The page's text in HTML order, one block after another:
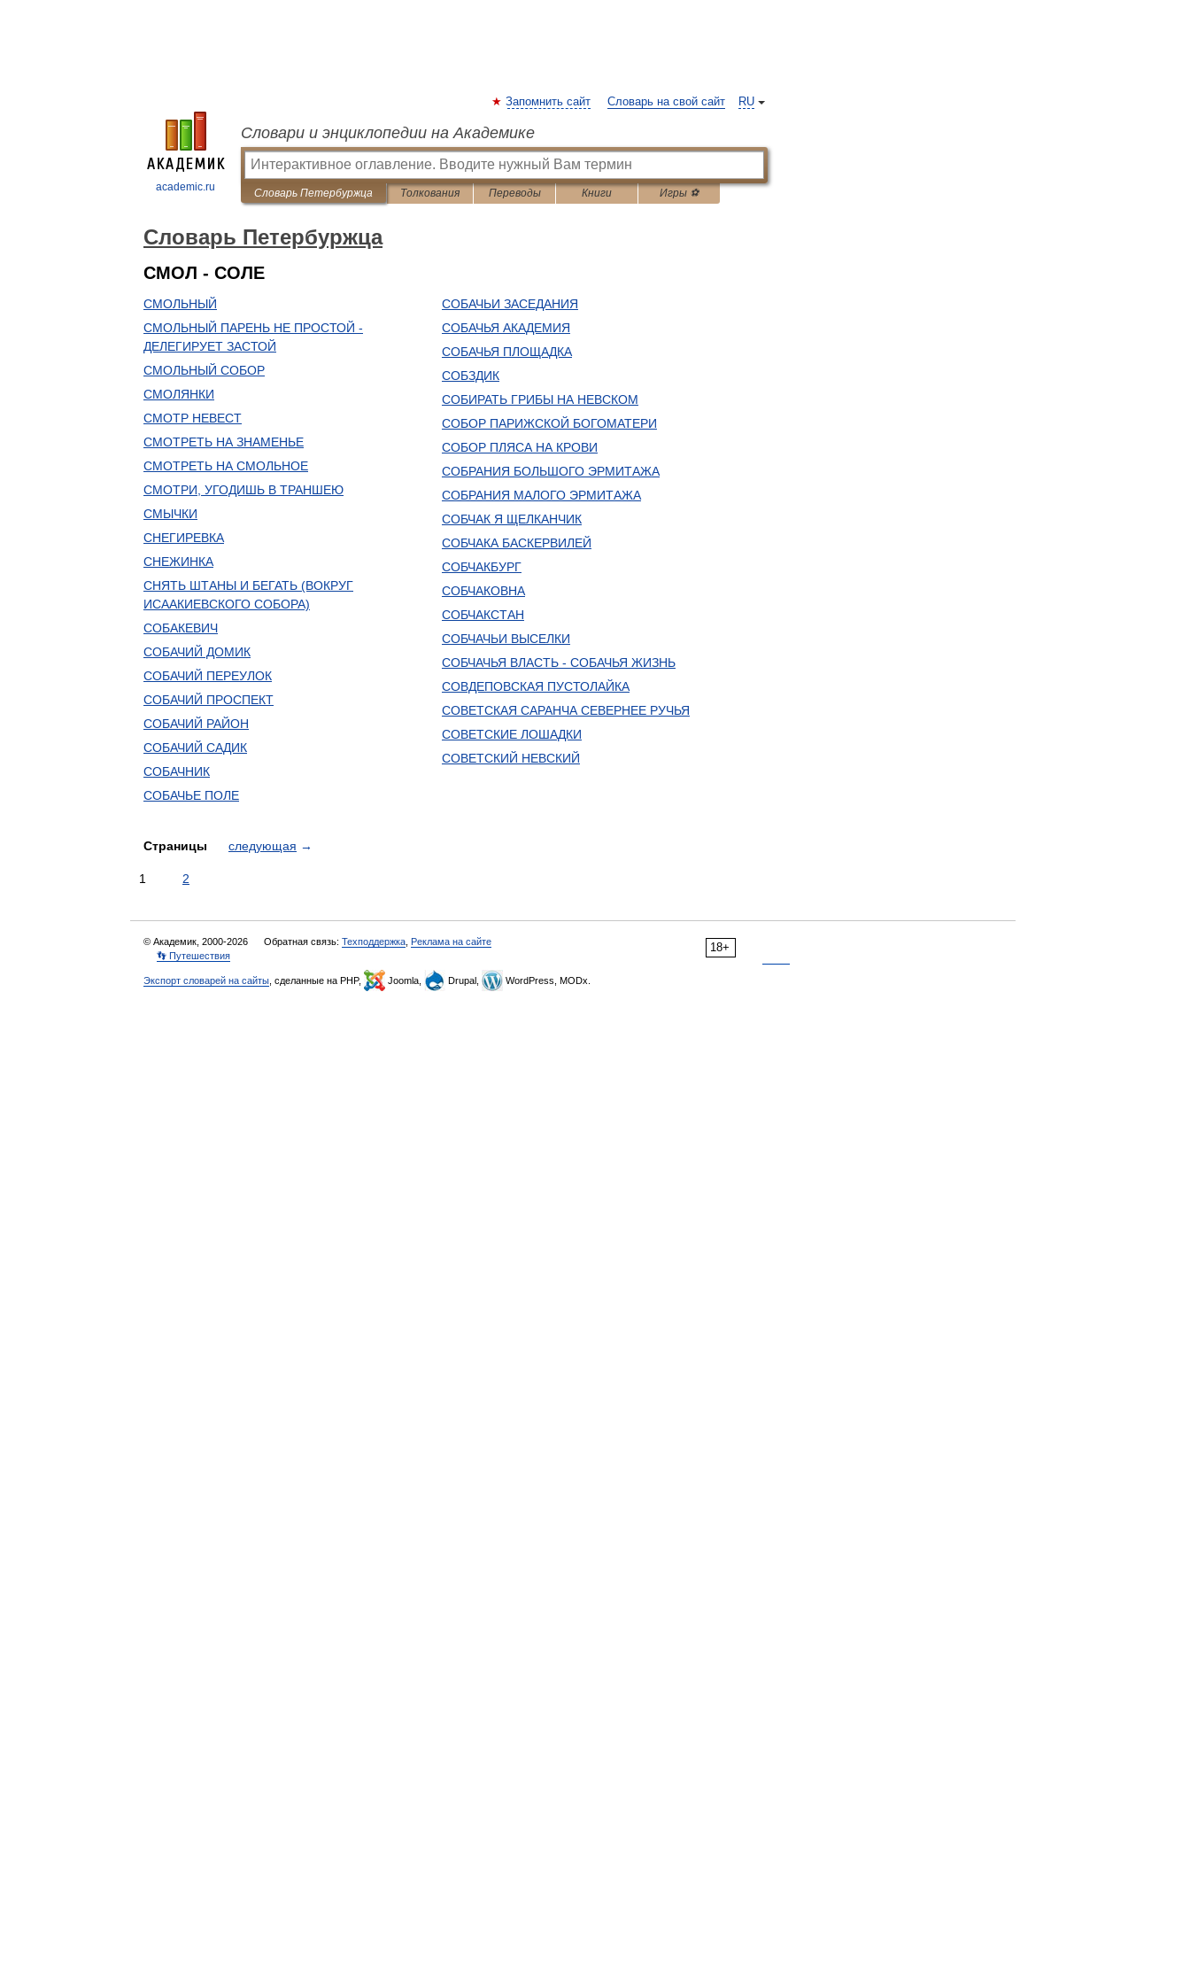
academic.ru
RU
Запомнить сайт Словарь на свой сайт
Словари и энциклопедии на Академике
Словарь Петербуржца Толкования Переводы Книги Игры ⚽
Словарь Петербуржца
СМОЛ - СОЛЕ
СМОЛЬНЫЙ
СМОЛЬНЫЙ ПАРЕНЬ НЕ ПРОСТОЙ -
ДЕЛЕГИРУЕТ ЗАСТОЙ
СМОЛЬНЫЙ СОБОР
СМОЛЯНКИ
СМОТР НЕВЕСТ
СМОТРЕТЬ НА ЗНАМЕНЬЕ
СМОТРЕТЬ НА СМОЛЬНОЕ
СМОТРИ, УГОДИШЬ В ТРАНШЕЮ
СМЫЧКИ
СНЕГИРЕВКА
СНЕЖИНКА
СНЯТЬ ШТАНЫ И БЕГАТЬ (ВОКРУГ
ИСААКИЕВСКОГО СОБОРА)
СОБАКЕВИЧ
СОБАЧИЙ ДОМИК
СОБАЧИЙ ПЕРЕУЛОК
СОБАЧИЙ ПРОСПЕКТ
СОБАЧИЙ РАЙОН
СОБАЧИЙ САДИК
СОБАЧНИК
СОБАЧЬЕ ПОЛЕ
СОБАЧЬИ ЗАСЕДАНИЯ
СОБАЧЬЯ АКАДЕМИЯ
СОБАЧЬЯ ПЛОЩАДКА
СОБЗДИК
СОБИРАТЬ ГРИБЫ НА НЕВСКОМ
СОБОР ПАРИЖСКОЙ БОГОМАТЕРИ
СОБОР ПЛЯСА НА КРОВИ
СОБРАНИЯ БОЛЬШОГО ЭРМИТАЖА
СОБРАНИЯ МАЛОГО ЭРМИТАЖА
СОБЧАК Я ЩЕЛКАНЧИК
СОБЧАКА БАСКЕРВИЛЕЙ
СОБЧАКБУРГ
СОБЧАКОВНА
СОБЧАКСТАН
СОБЧАЧЬИ ВЫСЕЛКИ
СОБЧАЧЬЯ ВЛАСТЬ - СОБАЧЬЯ ЖИЗНЬ
СОВДЕПОВСКАЯ ПУСТОЛАЙКА
СОВЕТСКАЯ САРАНЧА СЕВЕРНЕЕ РУЧЬЯ
СОВЕТСКИЕ ЛОШАДКИ
СОВЕТСКИЙ НЕВСКИЙ
Страницы следующая →
1 2
18+
© Академик, 2000-2026 Обратная связь: Техподдержка Реклама на сайте
👣 Путешествия
Экспорт словарей на сайты , сделанные на PHP, Joomla, Drupal, WordPress, MODx.